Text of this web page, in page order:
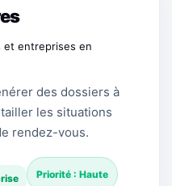
et entreprises en
des dossiers à
les situations
rendez-vous.
Priorité : Haute